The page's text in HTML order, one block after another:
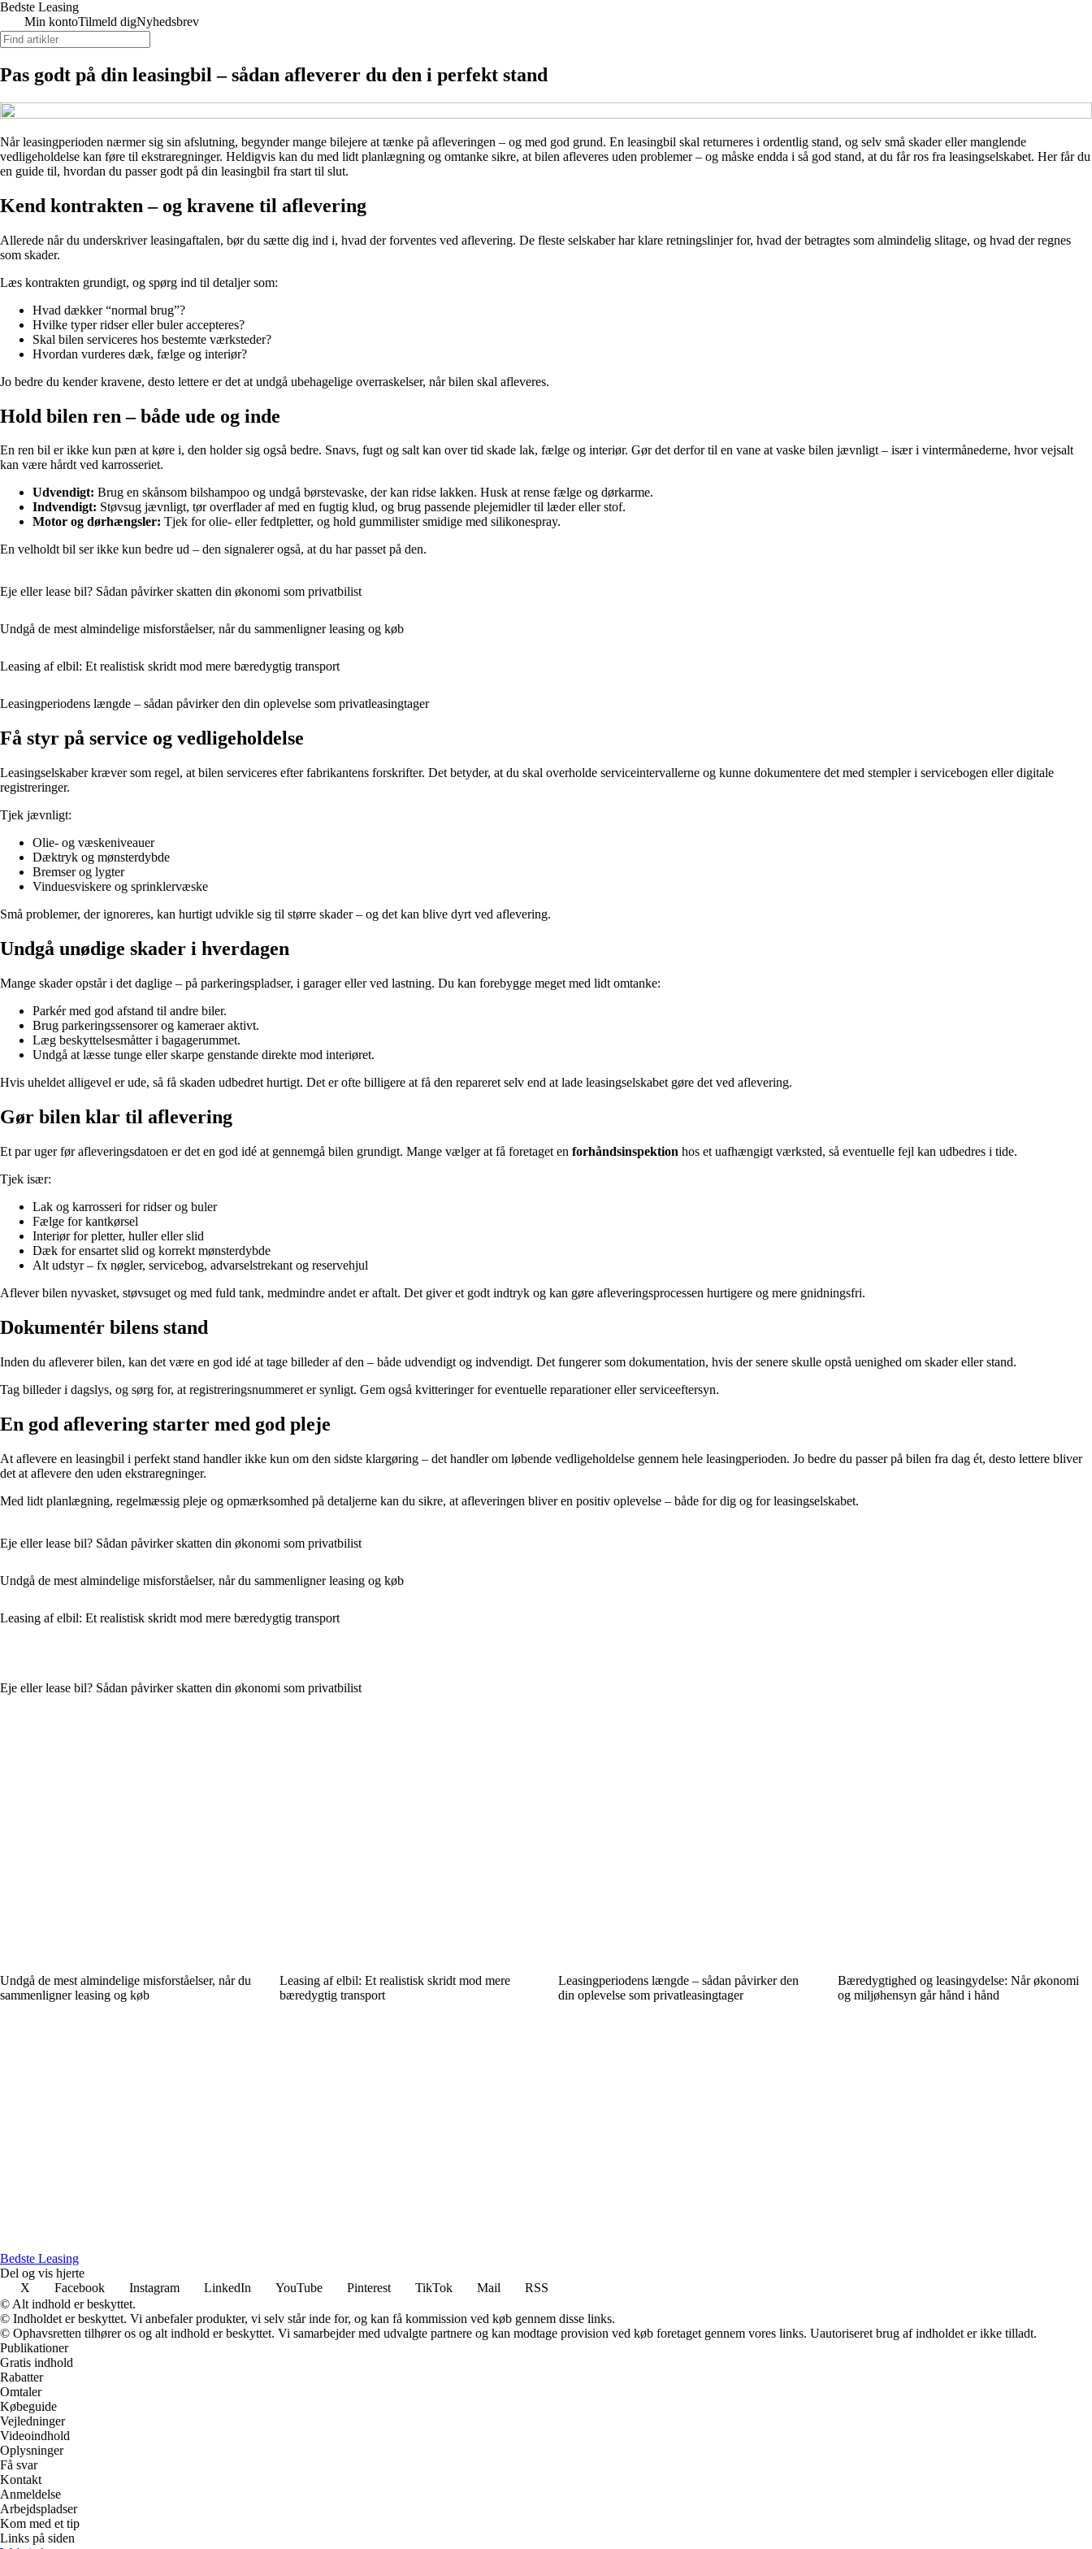
Bedste Leasing
Min kontoTilmeld digNyhedsbrev
Pas godt på din leasingbil – sådan afleverer du den i perfekt stand
Når leasingperioden nærmer sig sin afslutning, begynder mange bilejere at tænke på afleveringen – og med god grund. En leasingbil skal returneres i ordentlig stand, og selv små skader eller manglende
vedligeholdelse kan føre til ekstraregninger. Heldigvis kan du med lidt planlægning og omtanke sikre, at bilen afleveres uden problemer – og måske endda i så god stand, at du får ros fra leasingselskabet. Her får du
en guide til, hvordan du passer godt på din leasingbil fra start til slut.
Kend kontrakten – og kravene til aflevering
Allerede når du underskriver leasingaftalen, bør du sætte dig ind i, hvad der forventes ved aflevering. De fleste selskaber har klare retningslinjer for, hvad der betragtes som almindelig slitage, og hvad der regnes
som skader.
Læs kontrakten grundigt, og spørg ind til detaljer som:
Hvad dækker “normal brug”?
Hvilke typer ridser eller buler accepteres?
Skal bilen serviceres hos bestemte værksteder?
Hvordan vurderes dæk, fælge og interiør?
Jo bedre du kender kravene, desto lettere er det at undgå ubehagelige overraskelser, når bilen skal afleveres.
Hold bilen ren – både ude og inde
En ren bil er ikke kun pæn at køre i, den holder sig også bedre. Snavs, fugt og salt kan over tid skade lak, fælge og interiør. Gør det derfor til en vane at vaske bilen jævnligt – især i vintermånederne, hvor vejsalt
kan være hårdt ved karrosseriet.
Udvendigt: Brug en skånsom bilshampoo og undgå børstevaske, der kan ridse lakken. Husk at rense fælge og dørkarme.
Indvendigt: Støvsug jævnligt, tør overflader af med en fugtig klud, og brug passende plejemidler til læder eller stof.
Motor og dørhængsler: Tjek for olie- eller fedtpletter, og hold gummilister smidige med silikonespray.
En velholdt bil ser ikke kun bedre ud – den signalerer også, at du har passet på den.
Eje eller lease bil? Sådan påvirker skatten din økonomi som privatbilist
Undgå de mest almindelige misforståelser, når du sammenligner leasing og køb
Leasing af elbil: Et realistisk skridt mod mere bæredygtig transport
Leasingperiodens længde – sådan påvirker den din oplevelse som privatleasingtager
Få styr på service og vedligeholdelse
Leasingselskaber kræver som regel, at bilen serviceres efter fabrikantens forskrifter. Det betyder, at du skal overholde serviceintervallerne og kunne dokumentere det med stempler i servicebogen eller digitale
registreringer.
Tjek jævnligt:
Olie- og væskeniveauer
Dæktryk og mønsterdybde
Bremser og lygter
Vinduesviskere og sprinklervæske
Små problemer, der ignoreres, kan hurtigt udvikle sig til større skader – og det kan blive dyrt ved aflevering.
Undgå unødige skader i hverdagen
Mange skader opstår i det daglige – på parkeringspladser, i garager eller ved lastning. Du kan forebygge meget med lidt omtanke:
Parkér med god afstand til andre biler.
Brug parkeringssensorer og kameraer aktivt.
Læg beskyttelsesmåtter i bagagerummet.
Undgå at læsse tunge eller skarpe genstande direkte mod interiøret.
Hvis uheldet alligevel er ude, så få skaden udbedret hurtigt. Det er ofte billigere at få den repareret selv end at lade leasingselskabet gøre det ved aflevering.
Gør bilen klar til aflevering
Et par uger før afleveringsdatoen er det en god idé at gennemgå bilen grundigt. Mange vælger at få foretaget en forhåndsinspektion hos et uafhængigt værksted, så eventuelle fejl kan udbedres i tide.
Tjek især:
Lak og karrosseri for ridser og buler
Fælge for kantkørsel
Interiør for pletter, huller eller slid
Dæk for ensartet slid og korrekt mønsterdybde
Alt udstyr – fx nøgler, servicebog, advarselstrekant og reservehjul
Aflever bilen nyvasket, støvsuget og med fuld tank, medmindre andet er aftalt. Det giver et godt indtryk og kan gøre afleveringsprocessen hurtigere og mere gnidningsfri.
Dokumentér bilens stand
Inden du afleverer bilen, kan det være en god idé at tage billeder af den – både udvendigt og indvendigt. Det fungerer som dokumentation, hvis der senere skulle opstå uenighed om skader eller stand.
Tag billeder i dagslys, og sørg for, at registreringsnummeret er synligt. Gem også kvitteringer for eventuelle reparationer eller serviceeftersyn.
En god aflevering starter med god pleje
At aflevere en leasingbil i perfekt stand handler ikke kun om den sidste klargøring – det handler om løbende vedligeholdelse gennem hele leasingperioden. Jo bedre du passer på bilen fra dag ét, desto lettere bliver
det at aflevere den uden ekstraregninger.
Med lidt planlægning, regelmæssig pleje og opmærksomhed på detaljerne kan du sikre, at afleveringen bliver en positiv oplevelse – både for dig og for leasingselskabet.
Eje eller lease bil? Sådan påvirker skatten din økonomi som privatbilist
Undgå de mest almindelige misforståelser, når du sammenligner leasing og køb
Leasing af elbil: Et realistisk skridt mod mere bæredygtig transport
Eje eller lease bil? Sådan påvirker skatten din økonomi som privatbilist
Undgå de mest almindelige misforståelser, når du
sammenligner leasing og køb
Leasing af elbil: Et realistisk skridt mod mere
bæredygtig transport
Leasingperiodens længde – sådan påvirker den
din oplevelse som privatleasingtager
Bæredygtighed og leasingydelse: Når økonomi
og miljøhensyn går hånd i hånd
Bedste Leasing
Del og vis hjerte
X
Facebook Instagram LinkedIn YouTube Pinterest TikTok Mail
RSS
© Alt indhold er beskyttet.
© Indholdet er beskyttet. Vi anbefaler produkter, vi selv står inde for, og kan få kommission ved køb gennem disse links.
© Ophavsretten tilhører os og alt indhold er beskyttet. Vi samarbejder med udvalgte partnere og kan modtage provision ved køb foretaget gennem vores links. Uautoriseret brug af indholdet er ikke tilladt.
Publikationer
Gratis indhold
Rabatter
Omtaler
Købeguide
Vejledninger
Videoindhold
Oplysninger
Få svar
Kontakt
Anmeldelse
Arbejdspladser
Kom med et tip
Links på siden